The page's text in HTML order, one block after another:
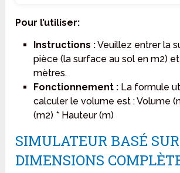
Pour l’utiliser:
Instructions :Veuillez entrer la
pièce (la surface au sol en m2)
mètres.
Fonctionnement :La formule
calculer le volume est : Volume
(m2) * Hauteur (m)
SIMULATEUR BASÉ
DIMENSIONS